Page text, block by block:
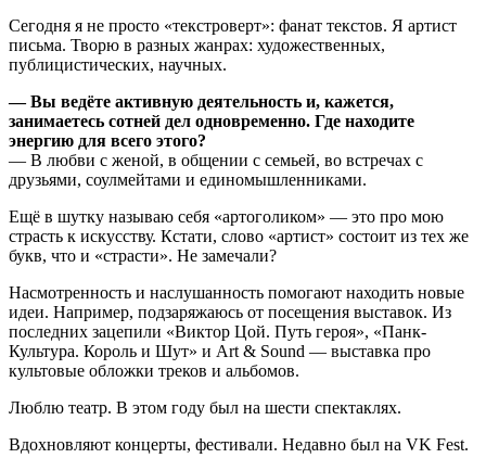
Сегодня я не просто «текстроверт»: фанат текстов. Я артист
письма. Творю в разных жанрах: художественных,
публицистических, научных.
— Вы ведёте активную деятельность и, кажется,
занимаетесь сотней дел одновременно. Где находите
энергию для всего этого?
— В любви с женой, в общении с семьей, во встречах с
друзьями, соулмейтами и единомышленниками.
Ещё в шутку называю себя «артоголиком» — это про мою
страсть к искусству. Кстати, слово «артист» состоит из тех же
букв, что и «страсти». Не замечали?
Насмотренность и наслушанность помогают находить новые
идеи. Например, подзаряжаюсь от посещения выставок. Из
последних зацепили «Виктор Цой. Путь героя», «Панк-
Культура. Король и Шут» и Art & Sound — выставка про
культовые обложки треков и альбомов.
Люблю театр. В этом году был на шести спектаклях.
Вдохновляют концерты, фестивали. Недавно был на VK Fest.